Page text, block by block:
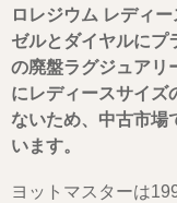
ロレジウム レディ
ゼルとダイヤルにプ
の廃盤ラグジュアリ
にレディースサイズ
ないため、中古市場
います。
ヨットマスターは